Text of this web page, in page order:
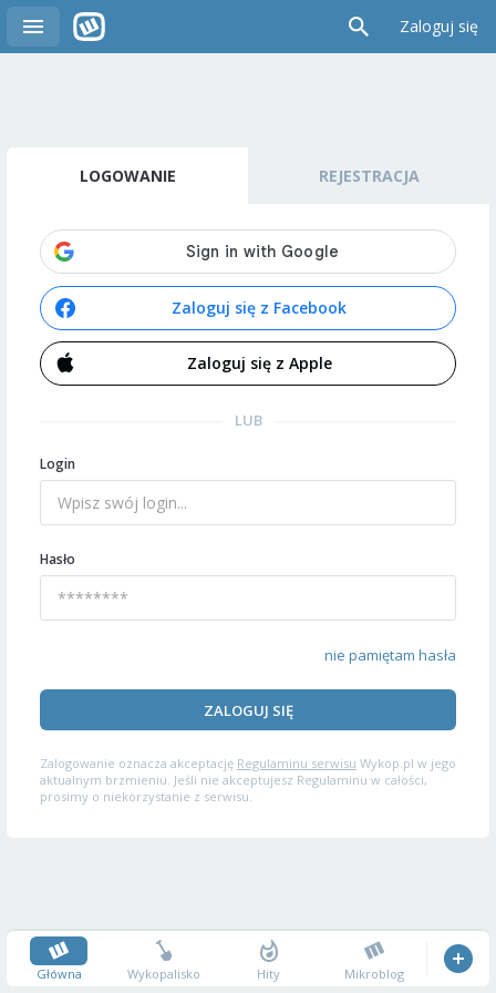
Zaloguj się
LOGOWANIE REJESTRACJA
Zaloguj się z Facebook
Zaloguj się z Apple
LUB
Login
Hasło
nie pamiętam hasła
ZALOGUJ SIĘ
Zalogowanie oznacza akceptację Regulaminu serwisu Wykop.pl w jego
aktualnym brzmieniu. Jeśli nie akceptujesz Regulaminu w całości,
prosimy o niekorzystanie z serwisu.
Główna Wykopalisko Hity Mikroblog